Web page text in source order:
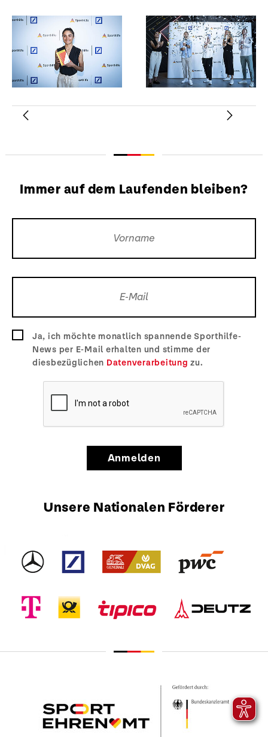
Immer auf dem Laufenden bleiben?
Ja, ich möchte monatlich spannende Sporthilfe-
News per E-Mail erhalten und stimme der
diesbezüglichen Datenverarbeitung zu.
Anmelden
Unsere Nationalen Förderer